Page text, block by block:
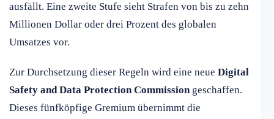
ausfällt. Eine zweite Stufe sieht Strafen von bis zu zehn
Millionen Dollar oder drei Prozent des globalen
Umsatzes vor.
Zur Durchsetzung dieser Regeln wird eine neue Digital
Safety and Data Protection Commissiongeschaffen.
Dieses fünfköpfige Gremium übernimmt die